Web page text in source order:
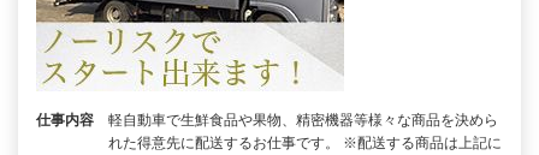
仕事内容
軽自動車で生鮮食品や果物、精密機器等様々な商品を決めら
れた得意先に配送するお仕事です。 ※配送する商品は上記に